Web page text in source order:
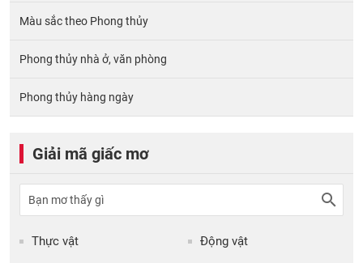
Màu sắc theo Phong thủy
Phong thủy nhà ở, văn phòng
Phong thủy hàng ngày
Giải mã giấc mơ
Thực vật Động vật